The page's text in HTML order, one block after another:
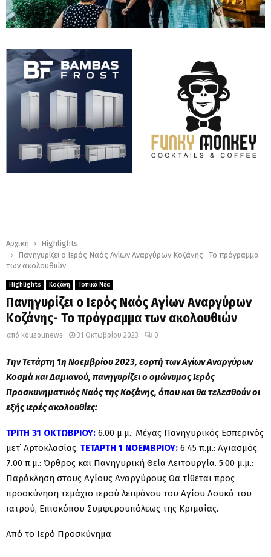
Αρχική
Highlights
Πανηγυρίζει ο Ιερός Ναός Αγίων Αναργύρων Κοζάνης- Το πρόγραμμα
των ακολουθιών
Highlights Κοζάνη Τοπικά Νέα
Πανηγυρίζει ο Ιερός Ναός Αγίων Αναργύρων
Κοζάνης- Το πρόγραμμα των ακολουθιών
από kouzounews 31 Οκτωβρίου 2023 0
Την Τετάρτη 1η Νοεμβρίου 2023, εορτή των Αγίων Αναργύρων
Κοσμά και Δαμιανού, πανηγυρίζει ο ομώνυμος Ιερός
Προσκυνηματικός Ναός της Κοζάνης, όπου και θα τελεσθούν οι
εξής ιερές ακολουθίες:
ΤΡΙΤΗ 31 ΟΚΤΩΒΡΙΟΥ: 6.00 μ.μ.: Μέγας Πανηγυρικός Εσπερινός
μετ΄ Αρτοκλασίας. ΤΕΤΑΡΤΗ 1 ΝΟΕΜΒΡΙΟΥ: 6.45 π.μ.: Αγιασμός.
7.00 π.μ.: Όρθρος και Πανηγυρική Θεία Λειτουργία. 5:00 μ.μ.:
Παράκληση στους Αγίους Αναργύρους Θα τίθεται προς
προσκύνηση τεμάχιο ιερού λειψάνου του Αγίου Λουκά του
ιατρού, Επισκόπου Συμφερουπόλεως της Κριμαίας.
Από το Ιερό Προσκύνημα